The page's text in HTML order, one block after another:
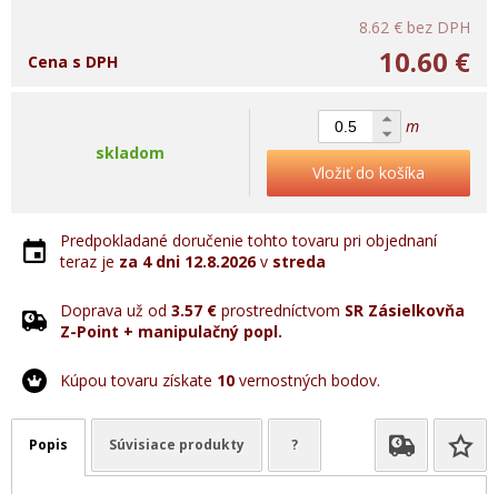
8.62 € bez DPH
10.60 €
Cena s DPH
skladom
m
Vložiť do košíka
Predpokladané doručenie tohto tovaru pri objednaní
teraz je za 4 dni 12.8.2026v streda
Doprava už od 3.57 € prostredníctvom SR Zásielkovňa
Z-Point + manipulačný popl.
Kúpou tovaru získate 10 vernostných bodov.
Popis Súvisiace produkty ?